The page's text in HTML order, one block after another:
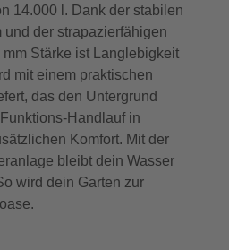
14.000 l. Dank der stabilen
der strapazierfähigen
Stärke ist Langlebigkeit
mit einem praktischen
das den Untergrund
Handlauf in
Komfort. Mit der
bleibt dein Wasser
wird dein Garten zur